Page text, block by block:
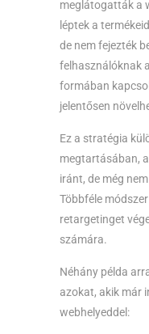
meglátogatták a
léptek a
de nem fejezték
felhasználóknak
formában
jelentősen
Ez a stratégia
megtartásában,
iránt, de még
Többféle
retargetinget
számára.
Néhány példa
azokat, akik már
webhelyeddel: